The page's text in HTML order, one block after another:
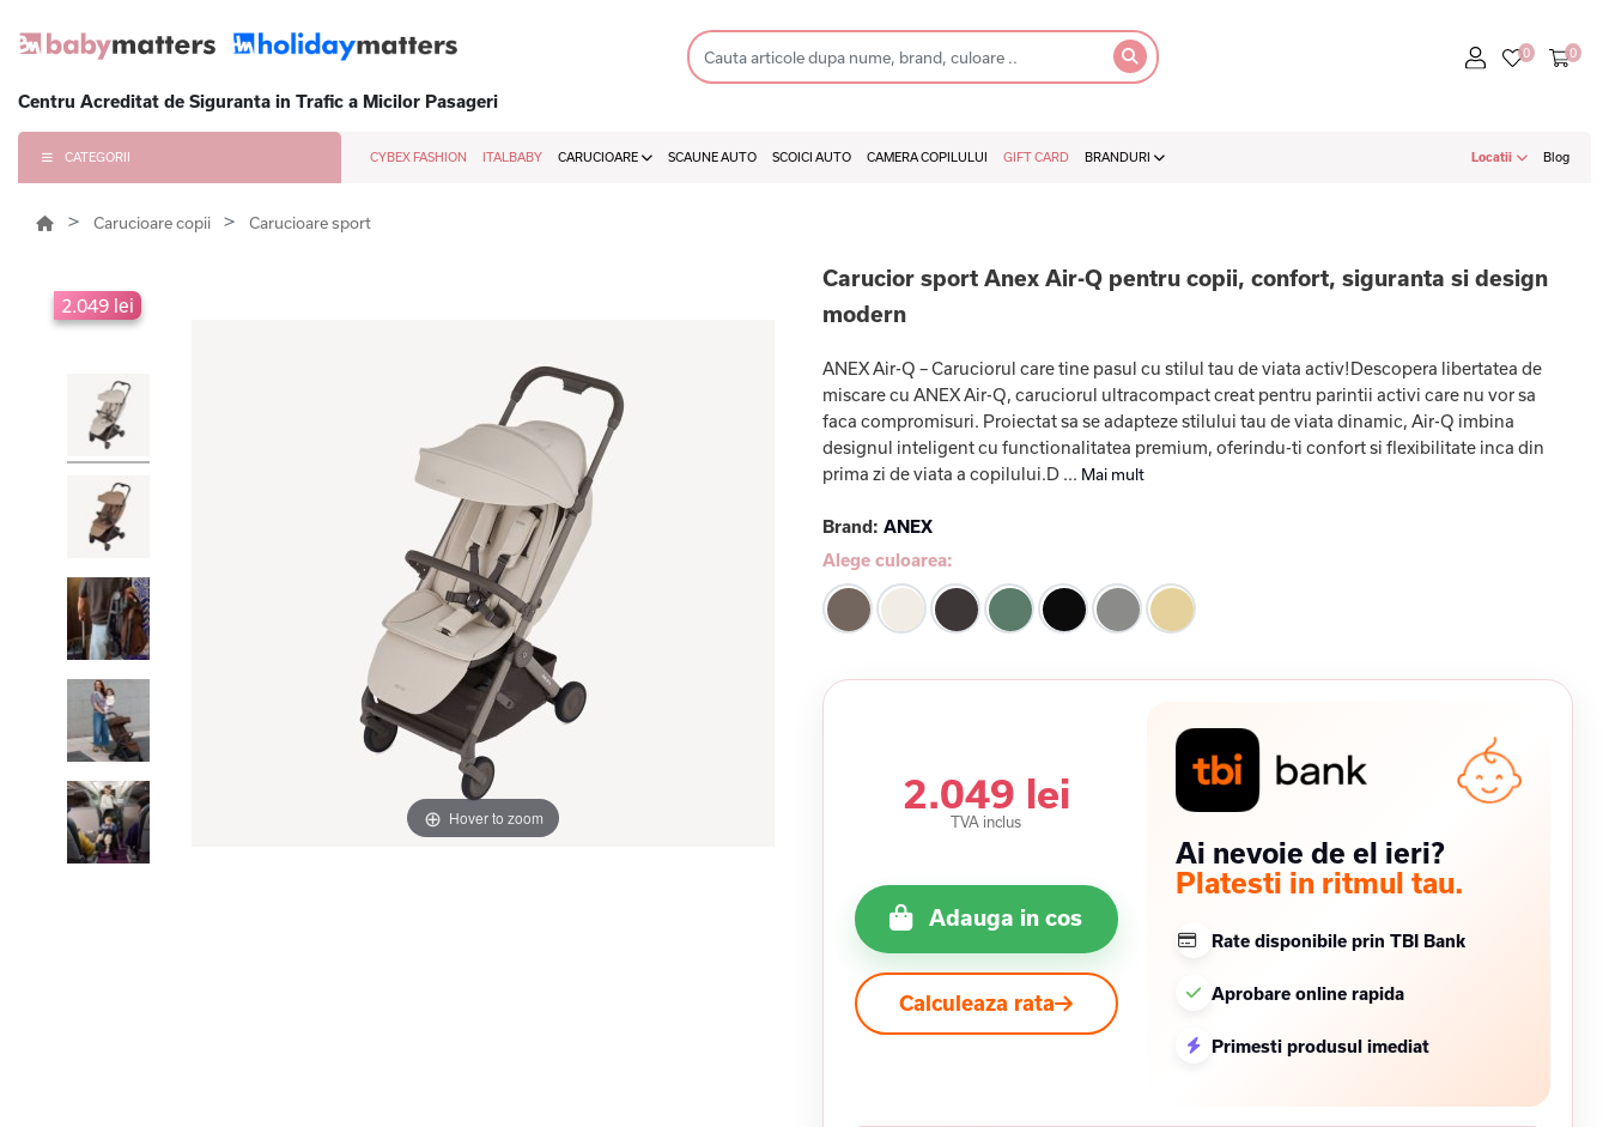
Centru Acreditat de Siguranta in Trafic a Micilor Pasageri
CATEGORII CYBEX FASHION ITALBABY CARUCIOARE SCAUNE AUTO SCOICI AUTO CAMERA COPILULUI GIFT CARD BRANDURI Locatii Blog
Carucioare copii Carucioare sport
2.049 lei
Hover to zoom
Carucior sport Anex Air-Q pentru copii, confort, siguranta si design
modern
ANEX Air-Q – Caruciorul care tine pasul cu stilul tau de viata activ!Descopera libertatea de
miscare cu ANEX Air-Q, caruciorul ultracompact creat pentru parintii activi care nu vor sa
faca compromisuri. Proiectat sa se adapteze stilului tau de viata dinamic, Air-Q imbina
designul inteligent cu functionalitatea premium, oferindu-ti confort si flexibilitate inca din
prima zi de viata a copilului.D ... Mai mult
Brand: ANEX
Alege culoarea:
2.049 lei
TVA inclus
Adauga in cos
Calculeaza rata
Ai nevoie de el ieri?
Platesti in ritmul tau.
Rate disponibile prin TBI Bank
Aprobare online rapida
Primesti produsul imediat